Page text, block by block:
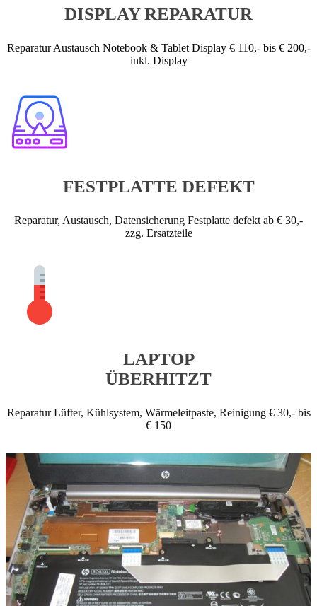
DISPLAY REPARATUR
Reparatur Austausch Notebook & Tablet Display € 110,- bis € 200,-
inkl. Display
FESTPLATTE DEFEKT
Reparatur, Austausch, Datensicherung Festplatte defekt ab € 30,-
zzg. Ersatzteile
LAPTOP
ÜBERHITZT
Reparatur Lüfter, Kühlsystem, Wärmeleitpaste, Reinigung € 30,- bis
€ 150